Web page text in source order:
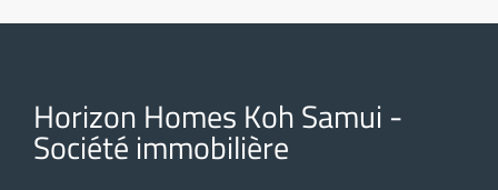
Horizon Homes Koh Samui -
Société immobilière